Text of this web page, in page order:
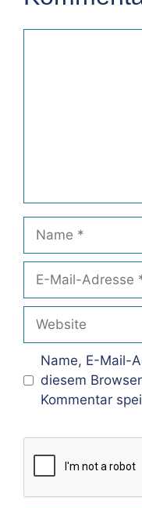
Mail-
Adresse
Name, E-Mail-
diesem
Kommentar